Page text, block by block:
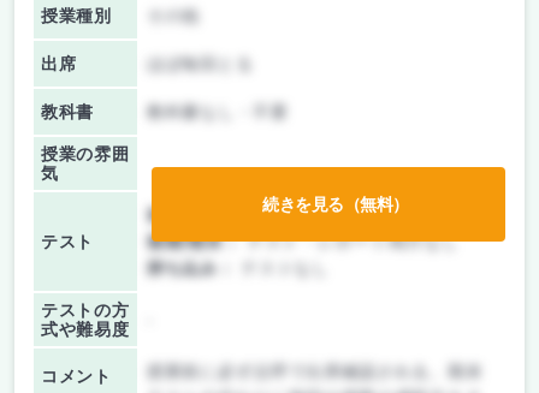
授業種別 その他
出席 ほぼ毎回とる
教科書 教科書なし・不要
授業の雰囲
気
テスト
前期/中間：
テスト・レポート両方なし
後期/期末：テスト・レポート両方なし
持ち込み：
テストの方
式や難易度
コメント
授業前に必ず点呼で出席確認される。期末
続きを見る（無料）